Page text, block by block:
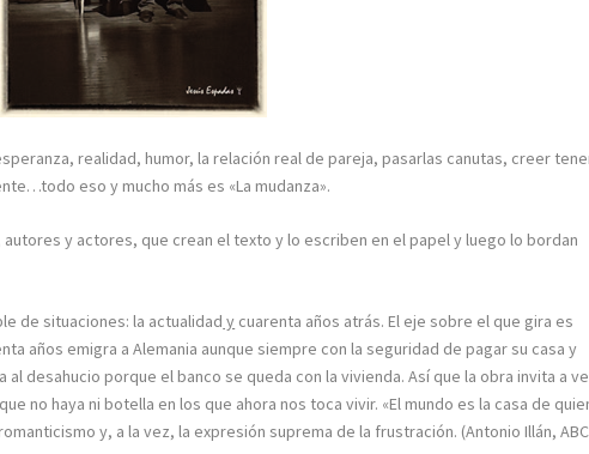
realidad, humor, la relación real de pareja, pasarlas canutas, creer
eso y mucho más es «La mudanza».
autores y actores, que crean el texto y lo escriben en el papel y luego lo bordan
de situaciones: la actualidad y cuarenta años atrás. El eje sobre el que gira es
años emigra a Alemania aunque siempre con la seguridad de pagar su casa y
desahucio porque el banco se queda con la vivienda. Así que la obra invita a
no haya ni botella en los que ahora nos toca vivir. «El mundo es la casa de
y, a la vez, la expresión suprema de la frustración. (Antonio Illán, ABC